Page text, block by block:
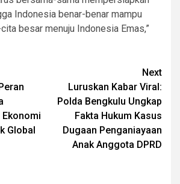
Indonesia benar-benar mampu
besar menuju Indonesia Emas,”
Ekonomi
Global
Next
Luruskan Kabar Viral:
Polda Bengkulu Ungkap
Fakta Hukum Kasus
Dugaan Penganiayaan
Anak Anggota DPRD